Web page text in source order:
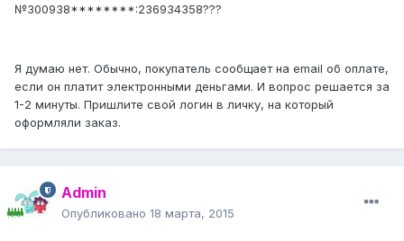
№300938********:236934358???
Я думаю нет. Обычно, покупатель сообщает на email об оплате,
если он платит электронными деньгами. И вопрос решается за
1-2 минуты. Пришлите свой логин в личку, на который
оформляли заказ.
Admin
Опубликовано 18 марта, 2015